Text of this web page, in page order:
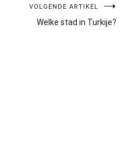
VOLGENDE ARTIKEL
Welke stad in Turkije?